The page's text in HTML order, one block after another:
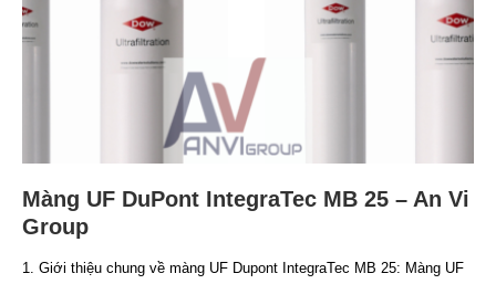
Màng UF DuPont IntegraTec MB 25 – An Vi
Group
1. Giới thiệu chung về màng UF Dupont IntegraTec MB 25: Màng UF